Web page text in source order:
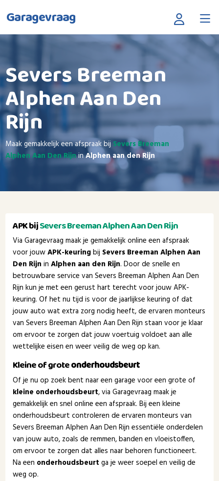
Garagevraag
Severs Breeman
Alphen Aan Den
Rijn
Maak gemakkelijk een afspraak bij Severs Breeman
Alphen Aan Den RijninAlphen aan den Rijn
APK bijSevers Breeman Alphen Aan Den Rijn
Via Garagevraag maak je gemakkelijk online een afspraak
voor jouwAPK-keuringbij Severs Breeman Alphen Aan
Den RijninAlphen aan den Rijn. Door de snelle en
betrouwbare service van Severs Breeman Alphen Aan Den
Rijn kun je met een gerust hart terecht voor jouw APK-
keuring. Of het nu tijd is voor de jaarlijkse keuring of dat
jouw auto wat extra zorg nodig heeft, de ervaren monteurs
van Severs Breeman Alphen Aan Den Rijn staan voor je klaar
om ervoor te zorgen dat jouw voertuig voldoet aan alle
wettelijke eisen en weer veilig de weg op kan.
Kleine of groteonderhoudsbeurt
Of je nu op zoek bent naar een garage voor een grote of
kleine onderhoudsbeurt, via Garagevraag maak je
gemakkelijk en snel online een afspraak. Bij een kleine
onderhoudsbeurt controleren de ervaren monteurs van
Severs Breeman Alphen Aan Den Rijn essentiële onderdelen
van jouw auto, zoals de remmen, banden en vloeistoffen,
om ervoor te zorgen dat alles naar behoren functioneert.
Na een onderhoudsbeurt ga je weer soepel en veilig de
weg op.